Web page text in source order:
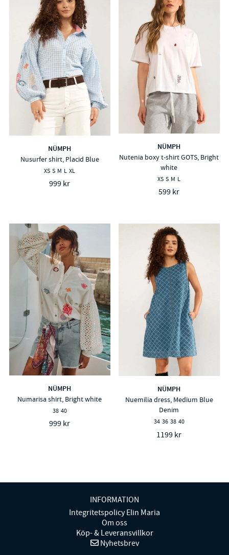
NÜMPH
Nusurfer shirt, Placid Blue
XS S M L XL
999 kr
NÜMPH
Nutenia boxy t-shirt GOTS, Bright
white
XS S M L
599 kr
NÜMPH
Numarisa shirt, Bright white
38 40
999 kr
NÜMPH
Nuemilia dress, Medium Blue
Denim
34 36 38 40
1199 kr
INFORMATION
Integritetspolicy Elin Maria
Om oss
Köp- & Leveransvillkor
Nyhetsbrev